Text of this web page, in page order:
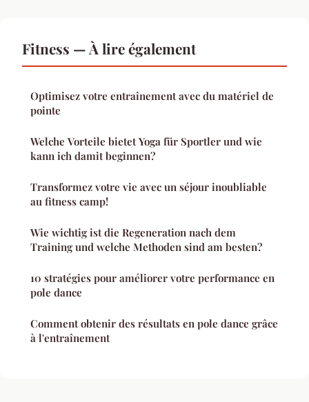
Fitness — À lire également
Optimisez votre entraînement avec du matériel de
pointe
Welche Vorteile bietet Yoga für Sportler und wie
kann ich damit beginnen?
Transformez votre vie avec un séjour inoubliable
au fitness camp!
Wie wichtig ist die Regeneration nach dem
Training und welche Methoden sind am besten?
10 stratégies pour améliorer votre performance en
pole dance
Comment obtenir des résultats en pole dance grâce
à l'entraînement